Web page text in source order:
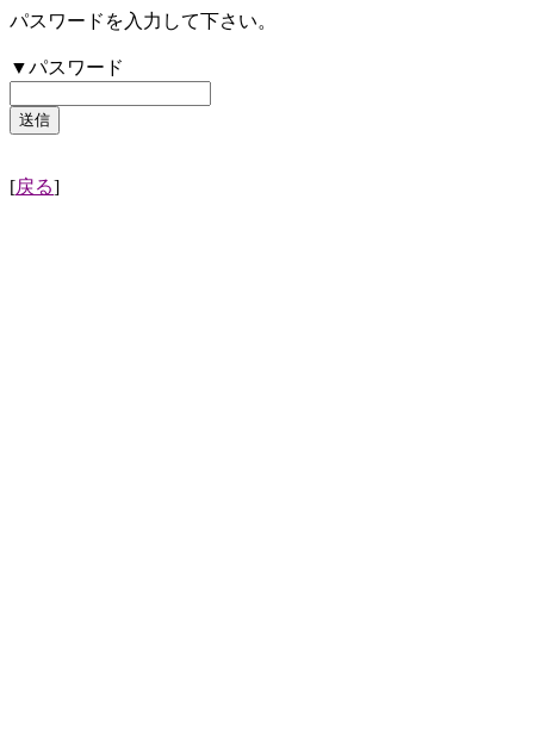
パスワードを入力して下さい。
▼パスワード
[戻る]